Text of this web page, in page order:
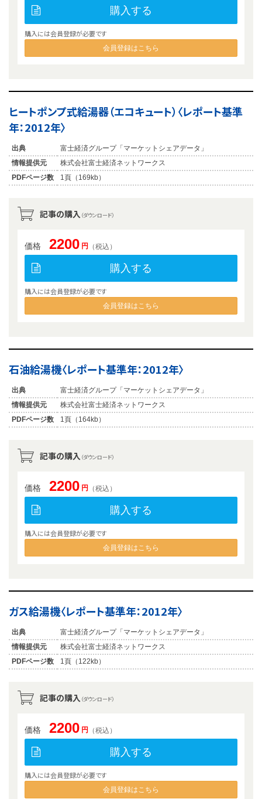
購入する
購入には会員登録が必要です
会員登録はこちら
ヒートポンプ式給湯器（エコキュート）〈レポート基準
年：2012年〉
出典
富士経済グループ「マーケットシェアデータ」
情報提供元
株式会社富士経済ネットワークス
PDFページ数
1頁（169kb）
記事の購入 （ダウンロード）
価格 2200 円 （税込）
購入する
購入には会員登録が必要です
会員登録はこちら
石油給湯機〈レポート基準年：2012年〉
出典
富士経済グループ「マーケットシェアデータ」
情報提供元
株式会社富士経済ネットワークス
PDFページ数
1頁（164kb）
記事の購入 （ダウンロード）
価格 2200 円 （税込）
購入する
購入には会員登録が必要です
会員登録はこちら
ガス給湯機〈レポート基準年：2012年〉
出典
富士経済グループ「マーケットシェアデータ」
情報提供元
株式会社富士経済ネットワークス
PDFページ数
1頁（122kb）
記事の購入 （ダウンロード）
価格 2200 円 （税込）
購入する
購入には会員登録が必要です
会員登録はこちら